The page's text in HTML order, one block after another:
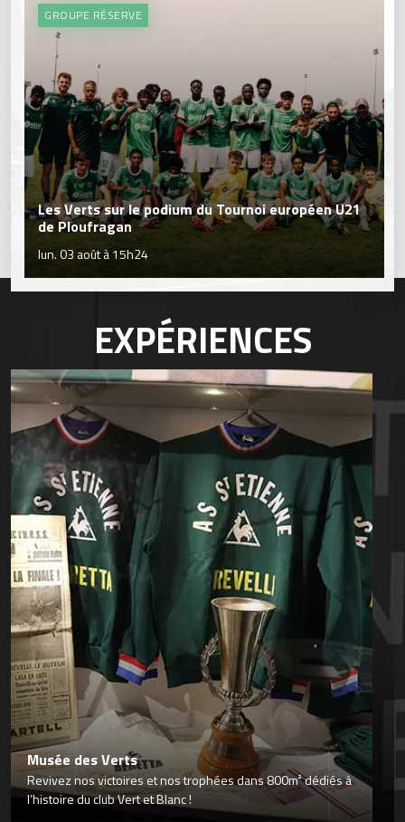
GROUPE RÉSERVE
Les Verts sur le podium du Tournoi européen U21
de Ploufragan
lun. 03 août à 15h24
EXPÉRIENCES
Musée des Verts
Revivez nos victoires et nos trophées dans 800m² dédiés à
l’histoire du club Vert et Blanc !